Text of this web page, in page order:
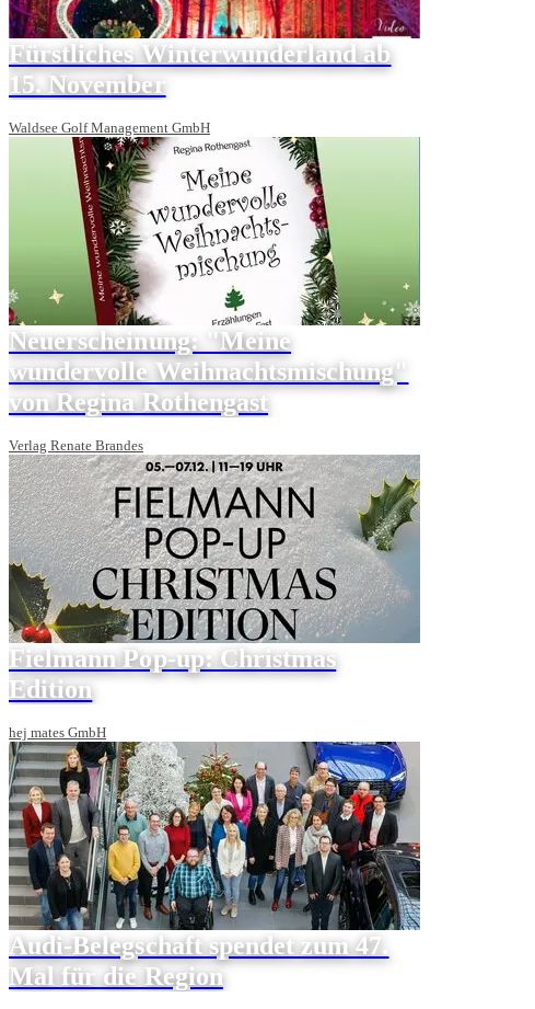
Fürstliches Winterwunderland ab
15. November
Waldsee Golf Management GmbH
Neuerscheinung: "Meine
wundervolle Weihnachtsmischung"
von Regina Rothengast
Verlag Renate Brandes
Fielmann Pop-up: Christmas
Edition
hej mates GmbH
Audi-Belegschaft spendet zum 47.
Mal für die Region